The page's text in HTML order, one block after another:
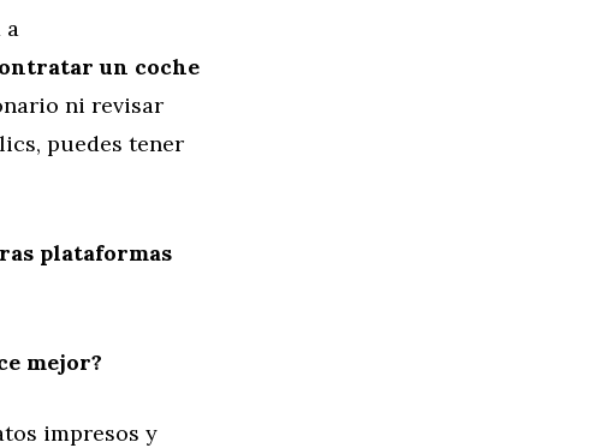
a
un coche
ni revisar
puedes tener
plataformas
mejor?
impresos y